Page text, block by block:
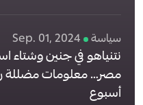
سياسة Sep. 01, 2024
نتنياهو في جنين وشتاء
مصر… معلومات مضللة
أسبوع